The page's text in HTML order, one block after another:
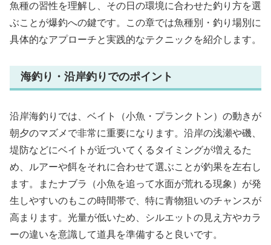
魚種の習性を理解し、その日の環境に合わせた釣り方を選
ぶことが爆釣への鍵です。この章では魚種別・釣り場別に
具体的なアプローチと実践的なテクニックを紹介します。
海釣り・沿岸釣りでのポイント
沿岸海釣りでは、ベイト（小魚・プランクトン）の動きが
朝夕のマズメで非常に重要になります。沿岸の浅瀬や磯、
堤防などにベイトが近づいてくるタイミングが増えるた
め、ルアーや餌をそれに合わせて選ぶことが釣果を左右し
ます。またナブラ（小魚を追って水面が荒れる現象）が発
生しやすいのもこの時間帯で、特に青物狙いのチャンスが
高まります。光量が低いため、シルエットの見え方やカラ
ーの違いを意識して道具を準備すると良いです。